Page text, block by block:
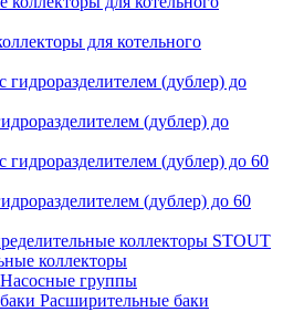
для котельного
(дублер) до
(дублер) до 60
STOUT
коллекторы
Насосные группы
Расширительные баки